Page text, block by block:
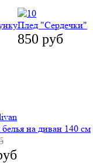
Плед "Сердечки"
850 руб
на диван 140 см